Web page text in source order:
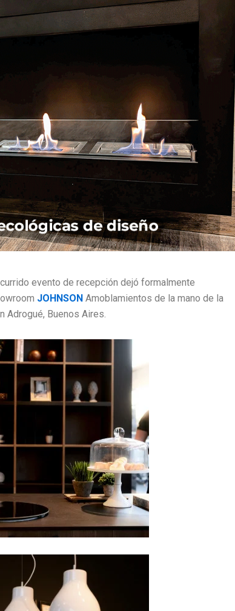
evento de recepción dejó formalmente
JOHNSON Amoblamientos de la mano de la
Adrogué, Buenos Aires.